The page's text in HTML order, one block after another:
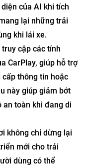
của AI khi tích
lại những trải
khi lái xe.
cập các tính
CarPlay, giúp hỗ trợ
thông tin hoặc
này giúp giảm bớt
toàn khi đang di
không chỉ dừng lại
mới cho trải
dùng có thể